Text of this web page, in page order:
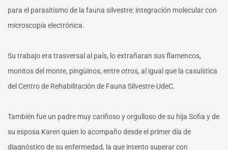
para el parasitismo de la fauna silvestre: integración molecular con
microscopía electrónica.
Su trabajo era trasversal al país, lo extrañaran sus flamencos,
monitos del monte, pingüinos, entre otros, al igual que la casuística
del Centro de Rehabilitación de Fauna Silvestre-UdeC.
También fue un padre muy cariñoso y orgulloso de su hija Sofia y de
su esposa Karen quien lo acompaño desde el primer día de
diagnóstico de su enfermedad, la que intento superar con